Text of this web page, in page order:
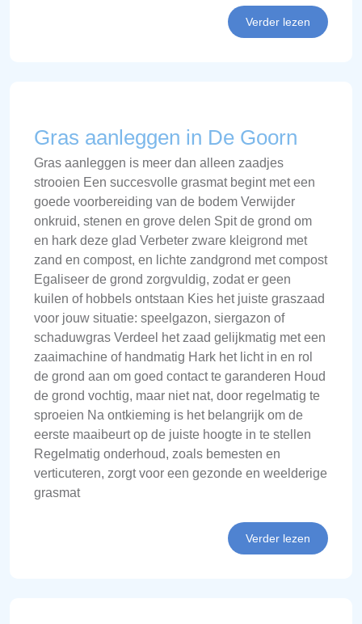
Verder lezen
Gras aanleggen in De Goorn
Gras aanleggen is meer dan alleen zaadjes
strooien Een succesvolle grasmat begint met een
goede voorbereiding van de bodem Verwijder
onkruid, stenen en grove delen Spit de grond om
en hark deze glad Verbeter zware kleigrond met
zand en compost, en lichte zandgrond met compost
Egaliseer de grond zorgvuldig, zodat er geen
kuilen of hobbels ontstaan Kies het juiste graszaad
voor jouw situatie: speelgazon, siergazon of
schaduwgras Verdeel het zaad gelijkmatig met een
zaaimachine of handmatig Hark het licht in en rol
de grond aan om goed contact te garanderen Houd
de grond vochtig, maar niet nat, door regelmatig te
sproeien Na ontkieming is het belangrijk om de
eerste maaibeurt op de juiste hoogte in te stellen
Regelmatig onderhoud, zoals bemesten en
verticuteren, zorgt voor een gezonde en weelderige
grasmat
Verder lezen